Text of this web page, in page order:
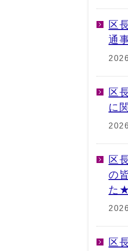
区
通
区
に
区
の
た
区